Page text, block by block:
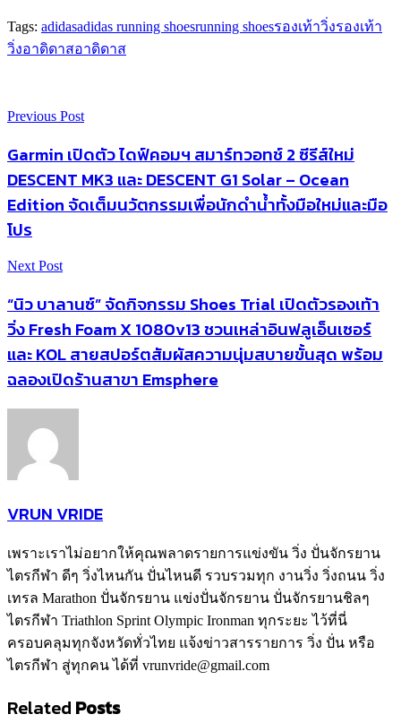
Tags: adidasadidas running shoesrunning shoesรองเท้าวิ่งรองเท้า
วิ่งอาดิดาสอาดิดาส
Previous Post
Garmin เปิดตัว ไดฟ์คอมฯ สมาร์ทวอทช์ 2 ซีรีส์ใหม่
DESCENT MK3 และ DESCENT G1 Solar – Ocean
Edition จัดเต็มนวัตกรรมเพื่อนักดำน้ำทั้งมือใหม่และมือ
โปร
Next Post
“นิว บาลานซ์” จัดกิจกรรม Shoes Trial เปิดตัวรองเท้า
วิ่ง Fresh Foam X 1080v13 ชวนเหล่าอินฟลูเอ็นเซอร์
และ KOL สายสปอร์ตสัมผัสความนุ่มสบายขั้นสุด พร้อม
ฉลองเปิดร้านสาขา Emsphere
VRUN VRIDE
เพราะเราไม่อยากให้คุณพลาดรายการแข่งขัน วิ่ง ปั่นจักรยาน
ไตรกีฬา ดีๆ วิ่งไหนกัน ปั่นไหนดี รวบรวมทุก งานวิ่ง วิ่งถนน วิ่ง
เทรล Marathon ปั่นจักรยาน แข่งปั่นจักรยาน ปั่นจักรยานชิลๆ
ไตรกีฬา Triathlon Sprint Olympic Ironman ทุกระยะ ไว้ที่นี่
ครอบคลุมทุกจังหวัดทั่วไทย แจ้งข่าวสารรายการ วิ่ง ปั่น หรือ
ไตรกีฬา สู่ทุกคน ได้ที่ vrunvride@gmail.com
Related Posts